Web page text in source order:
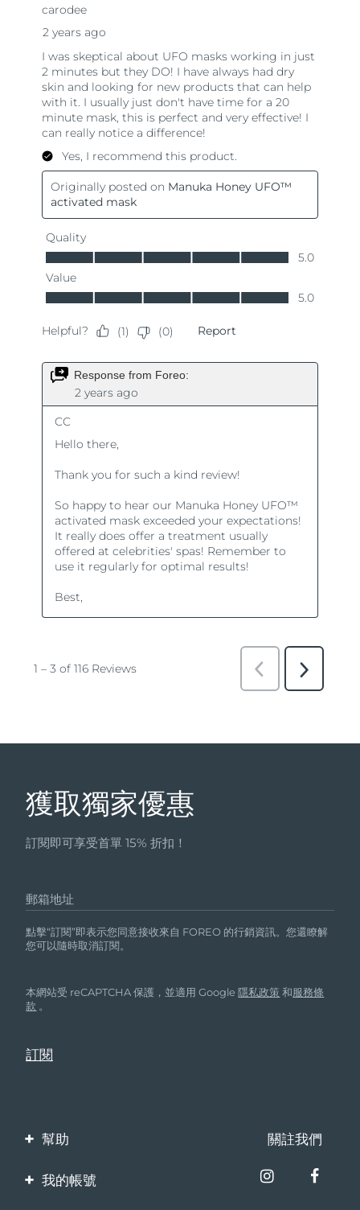
獲取獨家優惠
訂閱即可享受首單 15% 折扣！
郵箱地址
點擊“訂閱”即表示您同意接收來自 FOREO 的行銷資訊。您還瞭解
您可以隨時取消訂閱。
本網站受 reCAPTCHA 保護，並適用 Google隱私政策 和服務條
款 。
幫助
聯繫我們
關註我們
我的帳號